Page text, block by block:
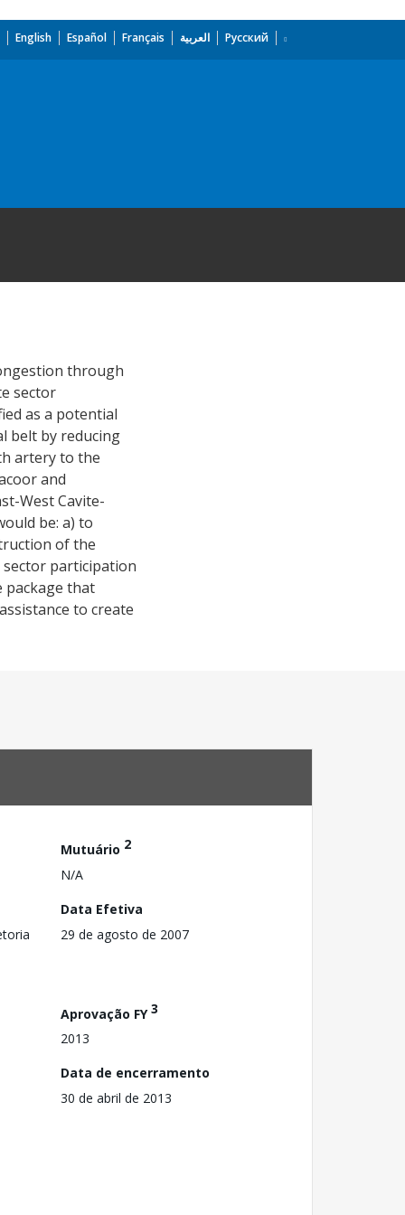
English Español Français العربية Русский
through
sector
as a potential
belt by reducing
artery to the
and
West Cavite-
be: a) to
of the
sector participation
package that
to create
Mutuário 2
N/A
Data Efetiva
29 de agosto de 2007
Aprovação FY3
2013
Data de encerramento
30 de abril de 2013